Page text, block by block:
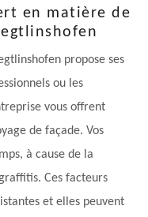
en matière de
propose ses
ou les
vous offrent
de façade. Vos
à cause de la
Ces facteurs
et elles peuvent